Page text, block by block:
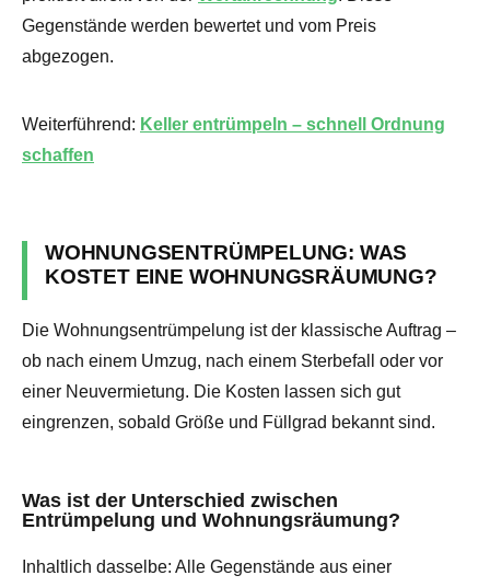
Gegenstände werden bewertet und vom Preis
abgezogen.
Weiterführend: Keller entrümpeln – schnell Ordnung
schaffen
WOHNUNGSENTRÜMPELUNG: WAS
KOSTET EINE WOHNUNGSRÄUMUNG?
Die Wohnungsentrümpelung ist der klassische Auftrag –
ob nach einem Umzug, nach einem Sterbefall oder vor
einer Neuvermietung. Die Kosten lassen sich gut
eingrenzen, sobald Größe und Füllgrad bekannt sind.
Was ist der Unterschied zwischen
Entrümpelung und Wohnungsräumung?
Inhaltlich dasselbe: Alle Gegenstände aus einer